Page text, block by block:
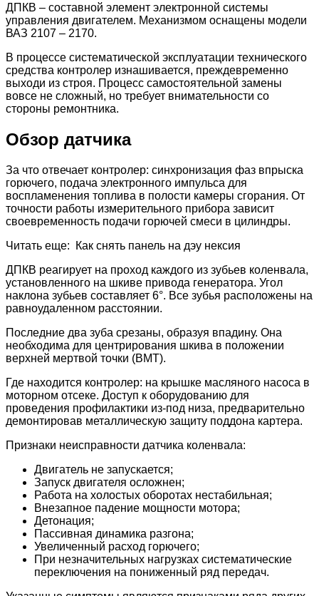
ДПКВ – составной элемент электронной системы
управления двигателем. Механизмом оснащены модели
ВАЗ 2107 – 2170.
В процессе систематической эксплуатации технического
средства контролер изнашивается, преждевременно
выходи из строя. Процесс самостоятельной замены
вовсе не сложный, но требует внимательности со
стороны ремонтника.
Обзор датчика
За что отвечает контролер: синхронизация фаз впрыска
горючего, подача электронного импульса для
воспламенения топлива в полости камеры сгорания. От
точности работы измерительного прибора зависит
своевременность подачи горючей смеси в цилиндры.
Читать еще: Как снять панель на дэу нексия
ДПКВ реагирует на проход каждого из зубьев коленвала,
установленного на шкиве привода генератора. Угол
наклона зубьев составляет 6°. Все зубья расположены на
равноудаленном расстоянии.
Последние два зуба срезаны, образуя впадину. Она
необходима для центрирования шкива в положении
верхней мертвой точки (ВМТ).
Где находится контролер: на крышке масляного насоса в
моторном отсеке. Доступ к оборудованию для
проведения профилактики из-под низа, предварительно
демонтировав металлическую защиту поддона картера.
Признаки неисправности датчика коленвала:
Двигатель не запускается;
Запуск двигателя осложнен;
Работа на холостых оборотах нестабильная;
Внезапное падение мощности мотора;
Детонация;
Пассивная динамика разгона;
Увеличенный расход горючего;
При незначительных нагрузках систематические
переключения на пониженный ряд передач.